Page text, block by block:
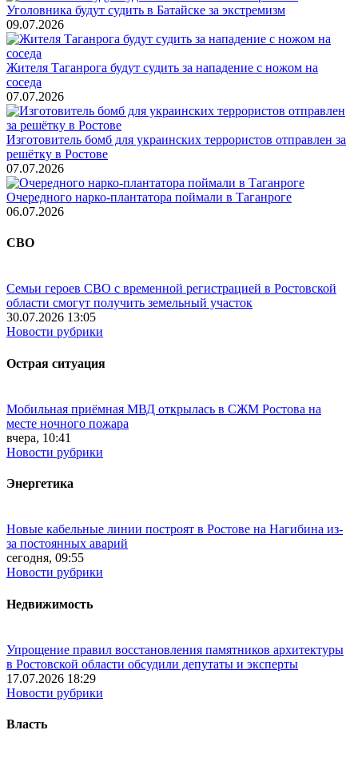
Уголовника будут судить в Батайске за экстремизм
09.07.2026
Жителя Таганрога будут судить за нападение с ножом на
соседа
07.07.2026
Изготовитель бомб для украинских террористов отправлен за
решётку в Ростове
07.07.2026
Очередного нарко-плантатора поймали в Таганроге
06.07.2026
СВО
Семьи героев СВО с временной регистрацией в Ростовской
области смогут получить земельный участок
30.07.2026 13:05
Новости рубрики
Острая ситуация
Мобильная приёмная МВД открылась в СЖМ Ростова на
месте ночного пожара
вчера, 10:41
Новости рубрики
Энергетика
Новые кабельные линии построят в Ростове на Нагибина из-
за постоянных аварий
сегодня, 09:55
Новости рубрики
Недвижимость
Упрощение правил восстановления памятников архитектуры
в Ростовской области обсудили депутаты и эксперты
17.07.2026 18:29
Новости рубрики
Власть